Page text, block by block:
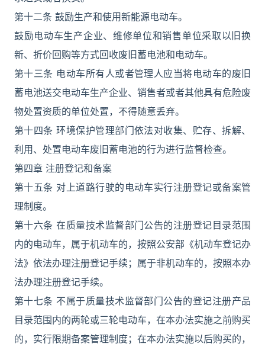
第十二条 鼓励生产和使用新能源电动车。
鼓励电动车生产企业、维修单位和销售单位采取以旧换
新、折价回购等方式回收废旧蓄电池和电动车。
第十三条 电动车所有人或者管理人应当将电动车的废旧
蓄电池送交电动车生产企业、销售者或者其他具有危险废
物处置资质的单位处置，不得随意丢弃。
第十四条 环境保护管理部门依法对收集、贮存、拆解、
利用、处置电动车废旧蓄电池的行为进行监督检查。
第四章 注册登记和备案
第十五条 对上道路行驶的电动车实行注册登记或备案管
理制度。
第十六条 在质量技术监督部门公告的注册登记目录范围
内的电动车，属于机动车的，按照公安部《机动车登记办
法》依法办理注册登记手续；属于非机动车的，按照本办
法办理注册登记手续。
第十七条 不属于质量技术监督部门公告的登记注册产品
目录范围内的两轮或三轮电动车，在本办法实施之前购买
的，实行限期备案管理制度；在本办法实施以后购买的，